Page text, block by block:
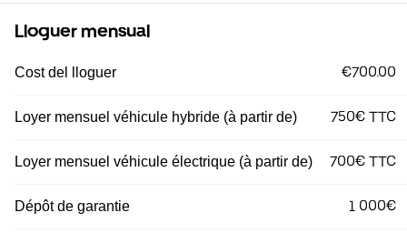
Lloguer mensual
Cost del lloguer €700.00
Loyer mensuel véhicule hybride (à partir de) 750€ TTC
Loyer mensuel véhicule électrique (à partir de) 700€ TTC
Dépôt de garantie 1 000€